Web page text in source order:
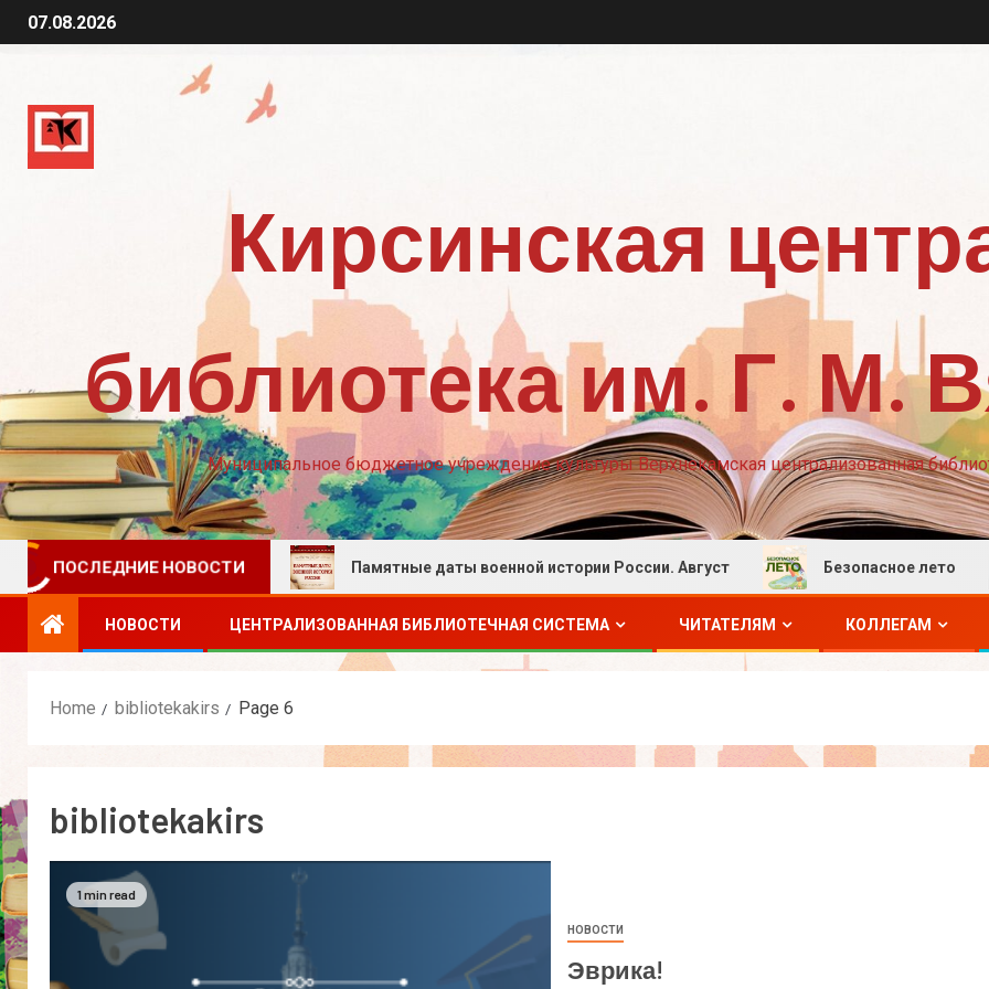
07.08.2026
Кирсинская
библиотека им. Г. М.
Муниципальное бюджетное учреждение культуры Верхнекамская централизованная
ПОСЛЕДНИЕ НОВОСТИ
Ну-ка, все вместе! Памятные даты военной истории России. Август Безопасное лето
НОВОСТИ ЦЕНТРАЛИЗОВАННАЯ БИБЛИОТЕЧНАЯ СИСТЕМА ЧИТАТЕЛЯМ КОЛЛЕГАМ
Home bibliotekakirs Page 6
bibliotekakirs
1 min read
НОВОСТИ
Эврика!